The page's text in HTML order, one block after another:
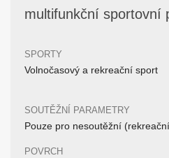
multifunkční sportovní
SPORTY
Volnočasový a rekreační sport
SOUTĚŽNÍ PARAMETRY
Pouze pro nesoutěžní
POVRCH